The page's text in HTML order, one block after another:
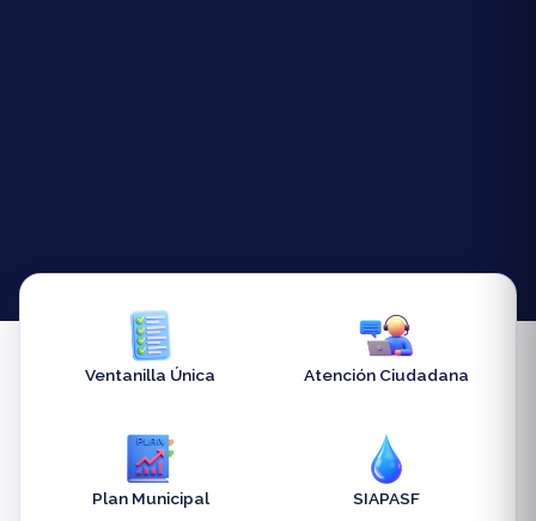
Ventanilla Única Atención Ciudadana
Plan Municipal SIAPASF